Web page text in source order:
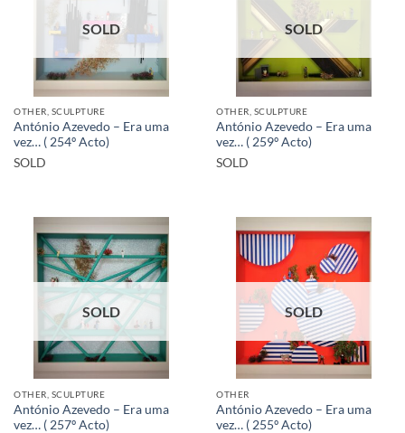
SOLD
OTHER, SCULPTURE
António Azevedo – Era uma
vez… ( 254º Acto)
SOLD
SOLD
OTHER, SCULPTURE
António Azevedo – Era uma
vez… ( 259º Acto)
SOLD
SOLD
OTHER, SCULPTURE
António Azevedo – Era uma
vez… ( 257º Acto)
SOLD
OTHER
António Azevedo – Era uma
vez… ( 255º Acto)